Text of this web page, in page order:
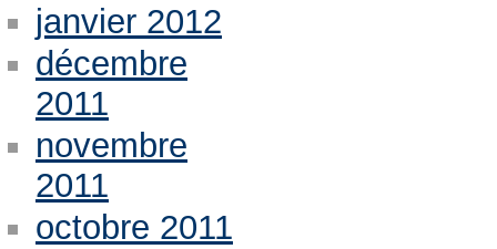
janvier 2012
décembre
2011
novembre
2011
octobre 2011